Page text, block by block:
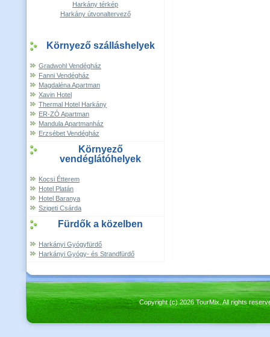
Harkány térkép
Harkány útvonaltervező
Környező szálláshelyek
Gradwohl Vendégház
Fanni Vendégház
Magdaléna Apartman
Xavin Hotel
Thermal Hotel Harkány
ER-ZÓ Apartman
Mandula Apartmanház
Erzsébet Vendégház
Környező
vendéglátóhelyek
Kocsi Étterem
Hotel Platán
Hotel Baranya
Szigeti Csárda
Fürdők a közelben
Harkányi Gyógyfürdő
Harkányi Gyógy- és Strandfürdő
Copyright (c) 2026 TourMix. All rights